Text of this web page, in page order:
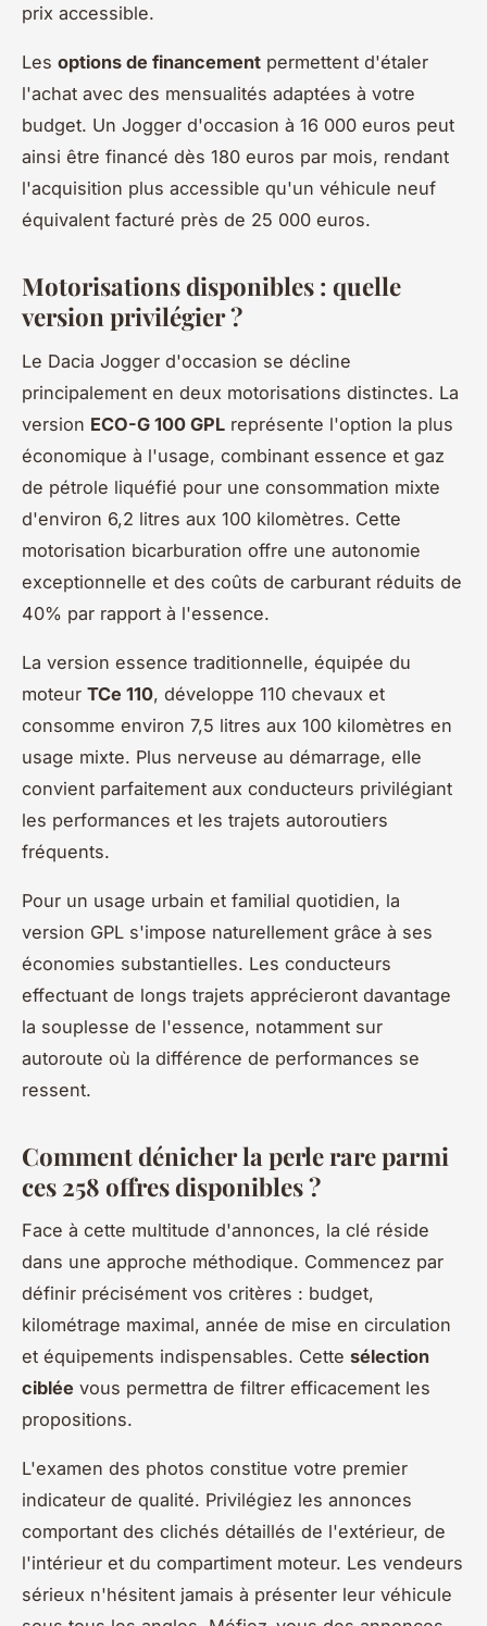
prix accessible.
Les options de financement permettent d'étaler
l'achat avec des mensualités adaptées à votre
budget. Un Jogger d'occasion à 16 000 euros peut
ainsi être financé dès 180 euros par mois, rendant
l'acquisition plus accessible qu'un véhicule neuf
équivalent facturé près de 25 000 euros.
Motorisations disponibles : quelle
version privilégier ?
Le Dacia Jogger d'occasion se décline
principalement en deux motorisations distinctes. La
version ECO-G 100 GPL représente l'option la plus
économique à l'usage, combinant essence et gaz
de pétrole liquéfié pour une consommation mixte
d'environ 6,2 litres aux 100 kilomètres. Cette
motorisation bicarburation offre une autonomie
exceptionnelle et des coûts de carburant réduits de
40% par rapport à l'essence.
La version essence traditionnelle, équipée du
moteur TCe 110, développe 110 chevaux et
consomme environ 7,5 litres aux 100 kilomètres en
usage mixte. Plus nerveuse au démarrage, elle
convient parfaitement aux conducteurs privilégiant
les performances et les trajets autoroutiers
fréquents.
Pour un usage urbain et familial quotidien, la
version GPL s'impose naturellement grâce à ses
économies substantielles. Les conducteurs
effectuant de longs trajets apprécieront davantage
la souplesse de l'essence, notamment sur
autoroute où la différence de performances se
ressent.
Comment dénicher la perle rare parmi
ces 258 offres disponibles ?
Face à cette multitude d'annonces, la clé réside
dans une approche méthodique. Commencez par
définir précisément vos critères : budget,
kilométrage maximal, année de mise en circulation
et équipements indispensables. Cette sélection
ciblée vous permettra de filtrer efficacement les
propositions.
L'examen des photos constitue votre premier
indicateur de qualité. Privilégiez les annonces
comportant des clichés détaillés de l'extérieur, de
l'intérieur et du compartiment moteur. Les vendeurs
sérieux n'hésitent jamais à présenter leur véhicule